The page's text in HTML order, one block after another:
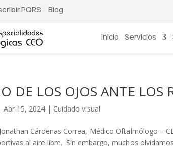
PQRS Blog
Inicio Servicios
DE LOS OJOS ANTE LOS
Abr 15, 2024 | Cuidado visual
Cárdenas Correa, Médico Oftalmólogo –
al aire libre. Sin embargo, muchos